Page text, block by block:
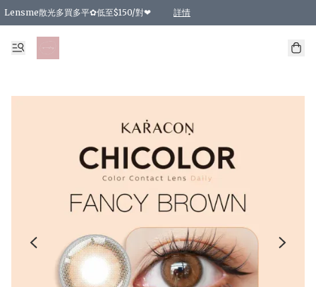
Lensme散光多買多平✿低至$150/對❤ 詳情
台灣Karacon⁩✧日拋 特價清貨❁⃘
日本韓國多款日/月拋現貨☼ 特價❤︎數量有限 售完即止
🇰🇷韓國多款月拋現貨 特價兩對$99✿數量有限 售完即止♫
精選商品，任選買2件或以上9 折；買4件或以上85 折；買6件或以上8 折
精選商品，任選買2件HKD 140.00；買4件HKD 260.00
精選商品，任選買2件HKD 190.00；買4件HKD 360.00
精選商品，任選買2件HKD 110.00；買4件HKD 180.00
精選商品，任選買2件HKD 170.00；買4件HKD 320.00
精選商品，任選買2件或以上減HKD 148.00
精選商品，任選買2件或以上減HKD 148.00
精選商品，任選買2件或以上95 折；買4件或以上9 折；買6件或以上85 折；買8件
精選商品，任選買12件或以上87 折
精選商品，任選買2件或以上減HKD 16.00；買4件或以上減HKD 32.00；買6
精選商品，任選買2件或以上95 折；買4件或以上9 折；買8件或以上85 折；買12
購物滿 HKD 800.00即享免運費優惠！（適用於 特定的送貨方式 )